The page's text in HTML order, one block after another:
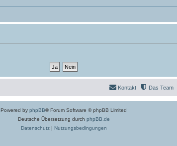
Das Team
Kontakt
Powered by phpBB® Forum Software © phpBB Limited
Deutsche Übersetzung durch phpBB.de
Datenschutz| Nutzungsbedingungen